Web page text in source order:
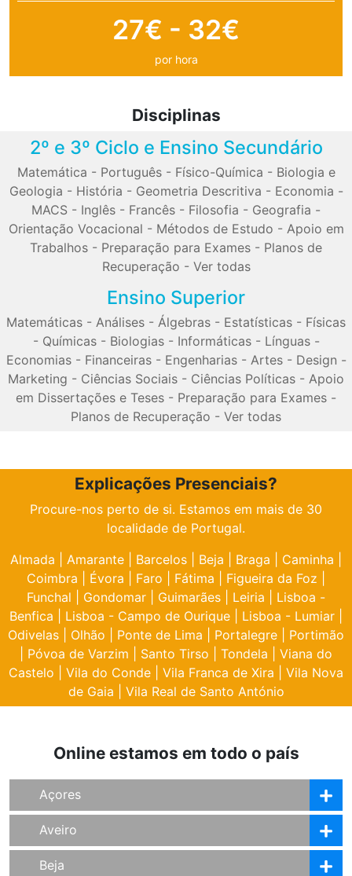
27€ - 32€
por hora
Disciplinas
2º e 3º Ciclo e Ensino Secundário
Matemática - Português- Físico-Química - Biologia e
Geologia - História - Geometria Descritiva - Economia -
MACS - Inglês - Francês - Filosofia - Geografia -
Orientação Vocacional - Métodos de Estudo - Apoio em
Trabalhos - Preparação para Exames - Planos de
Recuperação - Ver todas
Ensino Superior
Matemáticas - Análises - Álgebras - Estatísticas - Físicas
- Químicas- Biologias- Informáticas- Línguas-
Economias- Financeiras- Engenharias- Artes- Design -
Marketing - Ciências Sociais - Ciências Políticas - Apoio
em Dissertações e Teses - Preparação para Exames -
Planos de Recuperação - Ver todas
Explicações Presenciais?
Procure-nos perto de si. Estamos em mais de 30
localidade de Portugal.
Almada
Amarante Barcelos Beja Braga Caminha
Coimbra
Évora Faro Fátima Figueira da Foz
Funchal
Gondomar Guimarães Leiria
Lisboa -
Benfica
Lisboa - Campo de Ourique Lisboa - Lumiar
Odivelas
Olhão Ponte de Lima Portalegre
Portimão
Póvoa de Varzim Santo Tirso Tondela
Viana do
Castelo
Vila do Conde Vila Franca de Xira
Vila Nova
de Gaia
Vila Real de Santo António
Online estamos em todo o país
Açores
Aveiro
Beja